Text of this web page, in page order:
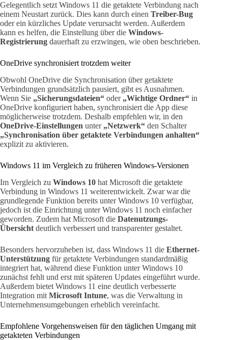
Gelegentlich setzt Windows 11 die getaktete Verbindung nach
einem Neustart zurück. Dies kann durch einen Treiber-Bug
oder ein kürzliches Update verursacht werden. Außerdem
kann es helfen, die Einstellung über die Windows-
Registrierung dauerhaft zu erzwingen, wie oben beschrieben.
OneDrive synchronisiert trotzdem weiter
Obwohl OneDrive die Synchronisation über getaktete
Verbindungen grundsätzlich pausiert, gibt es Ausnahmen.
Wenn Sie „Sicherungsdateien“ oder „Wichtige Ordner“ in
OneDrive konfiguriert haben, synchronisiert die App diese
möglicherweise trotzdem. Deshalb empfehlen wir, in den
OneDrive-Einstellungen unter „Netzwerk“ den Schalter
„Synchronisation über getaktete Verbindungen anhalten“
explizit zu aktivieren.
Windows 11 im Vergleich zu früheren Windows-Versionen
Im Vergleich zu Windows 10 hat Microsoft die getaktete
Verbindung in Windows 11 weiterentwickelt. Zwar war die
grundlegende Funktion bereits unter Windows 10 verfügbar,
jedoch ist die Einrichtung unter Windows 11 noch einfacher
geworden. Zudem hat Microsoft die Datenutzungs-
Übersicht deutlich verbessert und transparenter gestaltet.
Besonders hervorzuheben ist, dass Windows 11 die Ethernet-
Unterstützung für getaktete Verbindungen standardmäßig
integriert hat, während diese Funktion unter Windows 10
zunächst fehlt und erst mit späteren Updates eingeführt wurde.
Außerdem bietet Windows 11 eine deutlich verbesserte
Integration mit Microsoft Intune, was die Verwaltung in
Unternehmensumgebungen erheblich vereinfacht.
Empfohlene Vorgehensweisen für den täglichen Umgang mit
getakteten Verbindungen